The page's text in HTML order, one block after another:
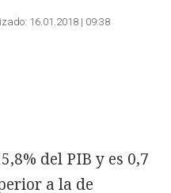
16.01.2018 | 09:38
del PIB y es 0,7
a la de